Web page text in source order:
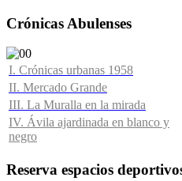
Crónicas Abulenses
I. Crónicas urbanas 1958
II. Mercado Grande
III. La Muralla en la mirada
IV. Ávila ajardinada en blanco y
negro
Reserva espacios